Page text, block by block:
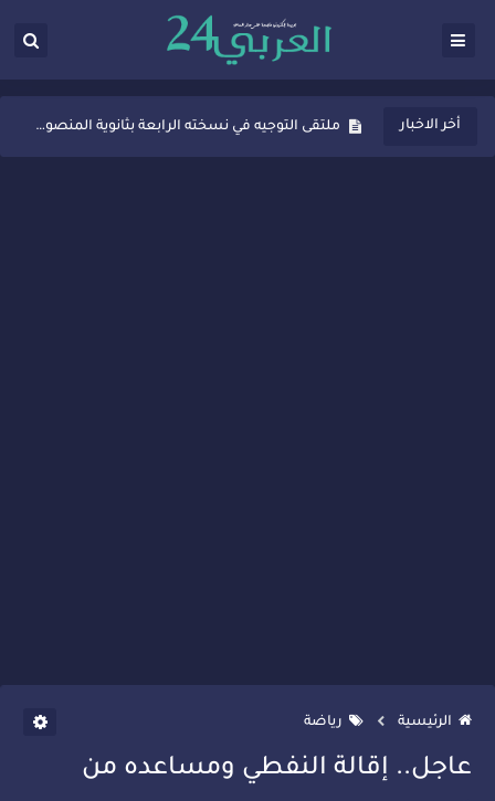
أخر الاخبار
ثانوية المنصور الذهبي بسيدي قاسم تُعزّز ثقافة التوجيه المدرسي بمبادرة نوعية تجمع بين التفاعل والتكريم
ملتقى التوجيه في نسخته الرابعة بثانوية المنصور الذهبي بسيدي قاسم
الرئيسية رياضة
عاجل.. إقالة النفطي ومساعده من